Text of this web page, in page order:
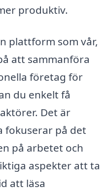
produktiv.
plattform som vår,
att sammanföra
företag för
du enkelt få
Det är
fokuserar på det
på arbetet och
aspekter att ta
att läsa